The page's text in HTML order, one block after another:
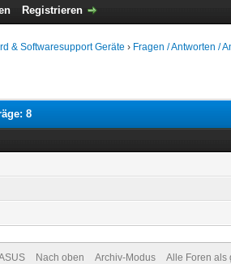
Registrieren
& Softwaresupport Geräte › Fragen / Antworten /
8
Nach oben Archiv-Modus Alle Foren als